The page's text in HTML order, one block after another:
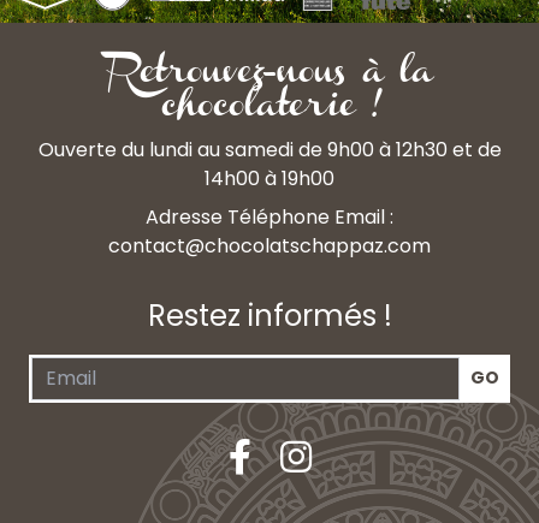
Retrouvez-nous à la
chocolaterie !
Ouverte du lundi au samedi de 9h00 à 12h30 et de
14h00 à 19h00
Adresse Téléphone Email :
contact@chocolatschappaz.com
Restez informés !